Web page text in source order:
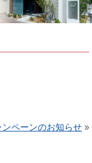
ンペーンのお知らせ »